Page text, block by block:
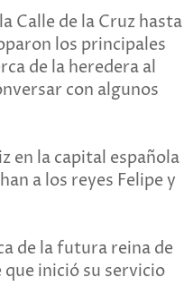
Calle de la Cruz hasta
los principales
de la heredera al
con algunos
en la capital española
a los reyes Felipe y
de la futura reina de
que inició su servicio